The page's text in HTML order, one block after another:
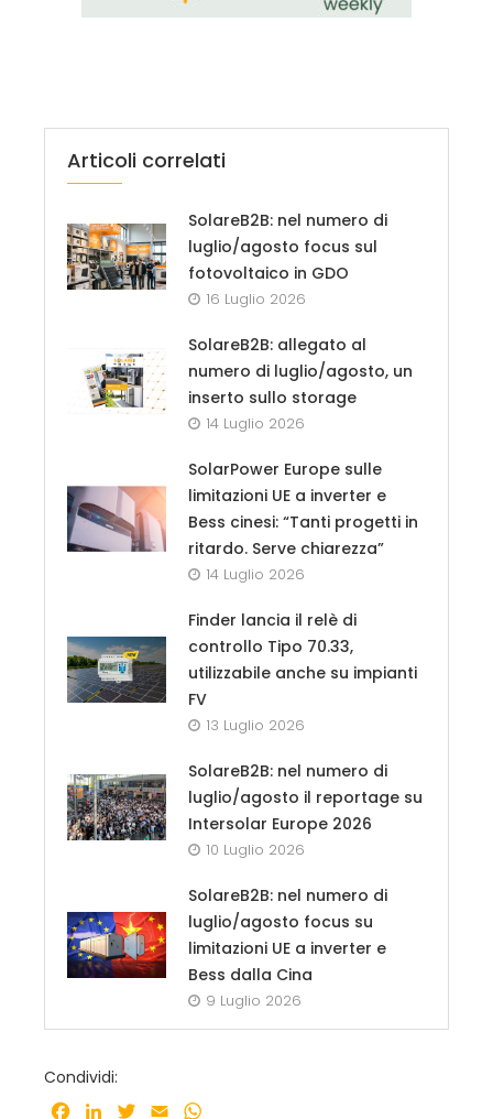
Articoli correlati
SolareB2B: nel numero di
luglio/agosto focus sul
fotovoltaico in GDO
16 Luglio 2026
SolareB2B: allegato al
numero di luglio/agosto, un
inserto sullo storage
14 Luglio 2026
SolarPower Europe sulle
limitazioni UE a inverter e
Bess cinesi: “Tanti progetti in
ritardo. Serve chiarezza”
14 Luglio 2026
Finder lancia il relè di
controllo Tipo 70.33,
utilizzabile anche su impianti
FV
13 Luglio 2026
SolareB2B: nel numero di
luglio/agosto il reportage su
Intersolar Europe 2026
10 Luglio 2026
SolareB2B: nel numero di
luglio/agosto focus su
limitazioni UE a inverter e
Bess dalla Cina
9 Luglio 2026
Condividi:
Facebook
LinkedInTwitter
Email